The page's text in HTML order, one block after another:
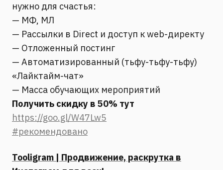
нужно для счастья:
— МФ, МЛ
— Рассылки в Direct и доступ к web-директу
— Отложенный постинг
— Автоматизированный (тьфу-тьфу-тьфу)
«Лайктайм-чат»
— Масса обучающих мероприятий
Получить скидку в 50% тут
https://goo.gl/W47Lw5
#рекомендовано
Tooligram | Продвижение, раскрутка в